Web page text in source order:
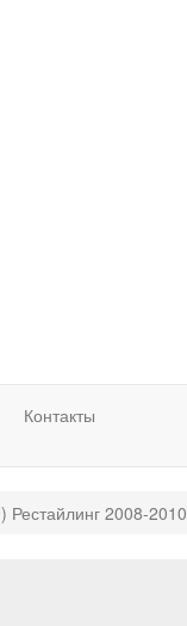
Контакты
2008-2010